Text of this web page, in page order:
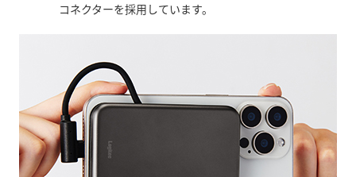
コネクターを採用しています。